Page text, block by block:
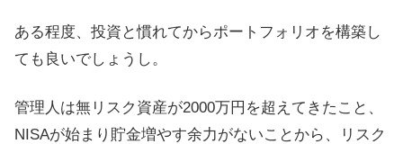
ある程度、投資と慣れてからポートフォリオを構築し
ても良いでしょうし。
管理人は無リスク資産が2000万円を超えてきたこと、
NISAが始まり貯金増やす余力がないことから、リスク